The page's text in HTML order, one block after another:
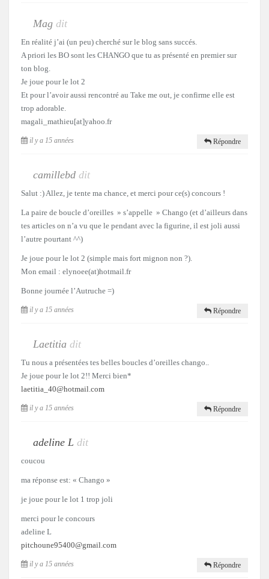
Mag dit
En réalité j’ai (un peu) cherché sur le blog sans succés.
A priori les BO sont les CHANGO que tu as présenté en premier sur
ton blog.
Je joue pour le lot 2
Et pour l’avoir aussi rencontré au Take me out, je confirme elle est
trop adorable.
magali_mathieu[at]yahoo.fr
il y a 15 années Répondre
camillebd dit
Salut :) Allez, je tente ma chance, et merci pour ce(s) concours !
La paire de boucle d’oreilles » s’appelle » Chango (et d’ailleurs dans
tes articles on n’a vu que le pendant avec la figurine, il est joli aussi
l’autre pourtant ^^)
Je joue pour le lot 2 (simple mais fort mignon non ?).
Mon email : elynoee(at)hotmail.fr
Bonne journée l’Autruche =)
il y a 15 années Répondre
Laetitia dit
Tu nous a présentées tes belles boucles d’oreilles chango..
Je joue pour le lot 2!! Merci bien*
laetitia_40@hotmail.com
il y a 15 années Répondre
adeline L dit
coucou
ma réponse est: « Chango »
je joue pour le lot 1 trop joli
merci pour le concours
adeline L
pitchoune95400@gmail.com
il y a 15 années Répondre